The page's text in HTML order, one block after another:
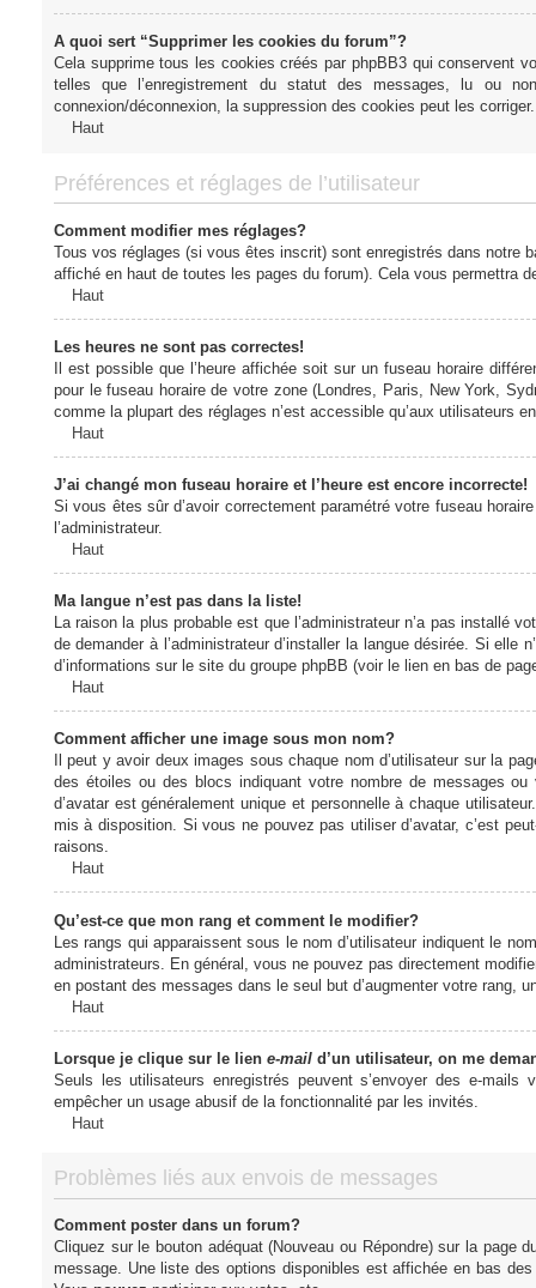
A quoi sert “Supprimer les cookies du forum”?
Cela supprime tous les cookies créés par phpBB3 qui conservent
telles que l’enregistrement du statut des messages, lu ou
connexion/déconnexion, la suppression des cookies peut les corriger.
Haut
Préférences et réglages de l’utilisateur
Comment modifier mes réglages?
Tous vos réglages (si vous êtes inscrit) sont enregistrés dans notre
affiché en haut de toutes les pages du forum). Cela vous permettra
Haut
Les heures ne sont pas correctes!
Il est possible que l’heure affichée soit sur un fuseau horaire
pour le fuseau horaire de votre zone (Londres, Paris, New York,
comme la plupart des réglages n’est accessible qu’aux utilisateurs
Haut
J’ai changé mon fuseau horaire et l’heure est encore incorrecte!
Si vous êtes sûr d’avoir correctement paramétré votre fuseau
l’administrateur.
Haut
Ma langue n’est pas dans la liste!
La raison la plus probable est que l’administrateur n’a pas installé
de demander à l’administrateur d’installer la langue désirée. Si
d’informations sur le site du groupe phpBB (voir le lien en bas de
Haut
Comment afficher une image sous mon nom?
Il peut y avoir deux images sous chaque nom d’utilisateur sur la
des étoiles ou des blocs indiquant votre nombre de messages
d’avatar est généralement unique et personnelle à chaque
mis à disposition. Si vous ne pouvez pas utiliser d’avatar, c’est
raisons.
Haut
Qu’est-ce que mon rang et comment le modifier?
Les rangs qui apparaissent sous le nom d’utilisateur indiquent le
administrateurs. En général, vous ne pouvez pas directement
en postant des messages dans le seul but d’augmenter votre rang,
Haut
Lorsque je clique sur le lien e-maild’un utilisateur, on me
Seuls les utilisateurs enregistrés peuvent s’envoyer des e-
empêcher un usage abusif de la fonctionnalité par les invités.
Haut
Problèmes liés aux envois de messages
Comment poster dans un forum?
Cliquez sur le bouton adéquat (Nouveau ou Répondre) sur la page
message. Une liste des options disponibles est affichée en bas